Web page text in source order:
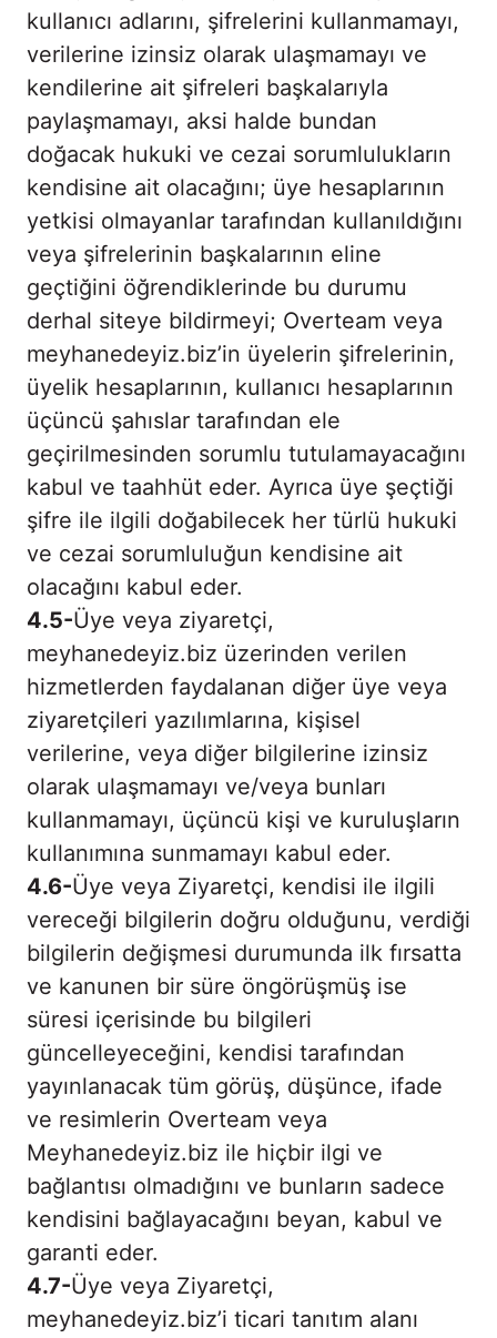
kullanıcı adlarını, şifrelerini kullanmamayı,
verilerine izinsiz olarak ulaşmamayı ve
kendilerine ait şifreleri başkalarıyla
paylaşmamayı, aksi halde bundan
doğacak hukuki ve cezai sorumlulukların
kendisine ait olacağını; üye hesaplarının
yetkisi olmayanlar tarafından kullanıldığını
veya şifrelerinin başkalarının eline
geçtiğini öğrendiklerinde bu durumu
derhal siteye bildirmeyi; Overteam veya
meyhanedeyiz.biz’in üyelerin şifrelerinin,
üyelik hesaplarının, kullanıcı hesaplarının
üçüncü şahıslar tarafından ele
geçirilmesinden sorumlu tutulamayacağını
kabul ve taahhüt eder. Ayrıca üye şeçtiği
şifre ile ilgili doğabilecek her türlü hukuki
ve cezai sorumluluğun kendisine ait
olacağını kabul eder.
4.5-Üye veya ziyaretçi,
meyhanedeyiz.biz üzerinden verilen
hizmetlerden faydalanan diğer üye veya
ziyaretçileri yazılımlarına, kişisel
verilerine, veya diğer bilgilerine izinsiz
olarak ulaşmamayı ve/veya bunları
kullanmamayı, üçüncü kişi ve kuruluşların
kullanımına sunmamayı kabul eder.
4.6-Üye veya Ziyaretçi, kendisi ile ilgili
vereceği bilgilerin doğru olduğunu, verdiği
bilgilerin değişmesi durumunda ilk fırsatta
ve kanunen bir süre öngörüşmüş ise
süresi içerisinde bu bilgileri
güncelleyeceğini, kendisi tarafından
yayınlanacak tüm görüş, düşünce, ifade
ve resimlerin Overteam veya
Meyhanedeyiz.biz ile hiçbir ilgi ve
bağlantısı olmadığını ve bunların sadece
kendisini bağlayacağını beyan, kabul ve
garanti eder.
4.7-Üye veya Ziyaretçi,
meyhanedeyiz.biz’i ticari tanıtım alanı